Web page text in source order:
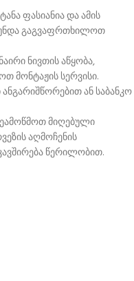
ფასიანია და ამის
გაგვაფრთხილოთ
ნივთის აწყობა,
მონტაჟის სერვისი.
ან საბანკო
მიღებული
აღმოჩენის
წერილობით.